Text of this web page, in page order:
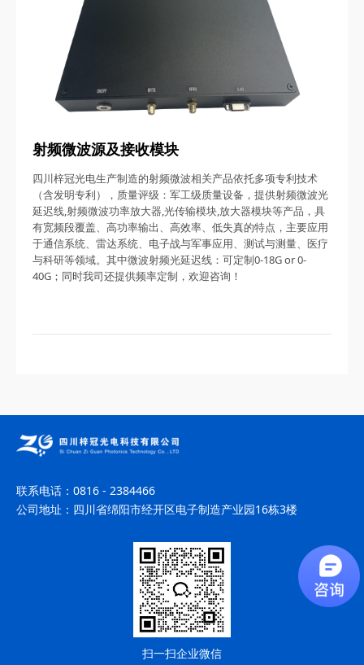
射频微波源及接收模块
四川梓冠光电生产制造的射频微波相关产品依托多项专利技术
（含发明专利），质量评级：军工级质量设备，提供射频微波光
延迟线,射频微波功率放大器,光传输模块,放大器模块等产品，具
有宽频段覆盖、高功率输出、高效率、低失真的特点，主要应用
于通信系统、雷达系统、电子战与军事应用、测试与测量、医疗
与科研等领域。其中微波射频光延迟线：可定制0-18G or 0-
40G；同时我司还提供频率定制，欢迎咨询！
联系电话： 0816 - 2384466
公司地址： 四川省绵阳市经开区电子制造产业园16栋3楼
扫一扫企业微信